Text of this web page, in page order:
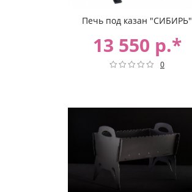
Печь под казан "СИБИРЬ"
13 550 р.*
0